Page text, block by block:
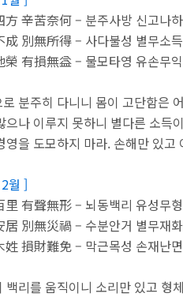
方 辛苦奈何 – 분주사방 신고나하
成 別無所得 – 사다불성 별무소득
榮 有損無益 – 물모타영 유손무익
분주히 다니니 몸이 고단함은
으나 이루지 못하니 별다른 소득
영을 도모하지 마라. 손해만 있고
월 ]
里 有聲無形 – 뇌동백리 유성무형
居 別無災禍 – 수분안거 별무재화
姓 損財難免 – 막근목성 손재난면
백리를 움직이니 소리만 있고 형